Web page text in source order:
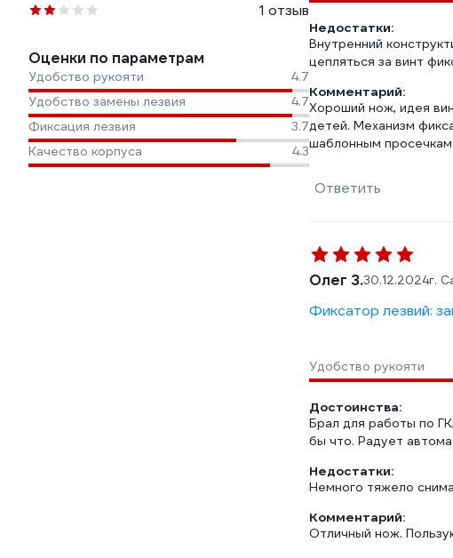
1 отзыв
Оценки по параметрам
Удобство рукояти
4.7
Удобство замены лезвия
4.7
Фиксация лезвия
3.7
Качество корпуса
4.3
Недостатки:
Внутренний
цепляться за винт
Комментарий:
Хороший нож, идея
детей. Механизм
шаблонным просечкам.
Ответить
Олег З.30.12.2024г.
Фиксатор лезвий:
Удобство рукояти
Достоинства:
Брал для работы по
бы что. Радует
Недостатки:
Немного тяжело
Комментарий:
Отличный нож.